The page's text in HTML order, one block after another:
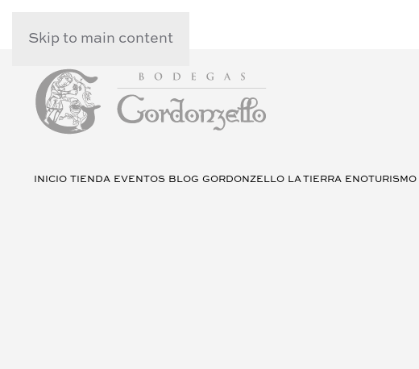
Skip to main content
INICIO TIENDA EVENTOS BLOG GORDONZELLO LA TIERRA ENOTURISMO